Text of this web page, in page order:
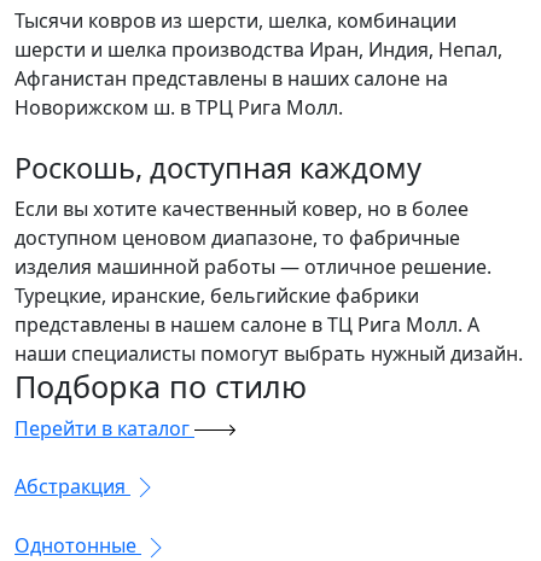
Тысячи ковров из шерсти, шелка, комбинации
шерсти и шелка производства Иран, Индия, Непал,
Афганистан представлены в наших салоне на
Новорижском ш. в ТРЦ Рига Молл.
Роскошь, доступная каждому
Если вы хотите качественный ковер, но в более
доступном ценовом диапазоне, то фабричные
изделия машинной работы — отличное решение.
Турецкие, иранские, бельгийские фабрики
представлены в нашем салоне в ТЦ Рига Молл. А
наши специалисты помогут выбрать нужный дизайн.
Подборка по стилю
Перейти в каталог
Абстракция
Однотонные